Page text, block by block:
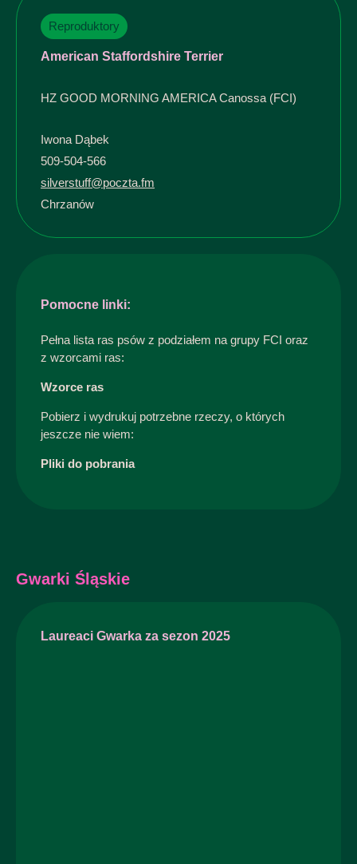
Reproduktory
American Staffordshire Terrier
HZ GOOD MORNING AMERICA Canossa (FCI)
Iwona Dąbek
509-504-566
silverstuff@poczta.fm
Chrzanów
Pomocne linki:
Pełna lista ras psów z podziałem na grupy FCI oraz
z wzorcami ras:
Wzorce ras
Pobierz i wydrukuj potrzebne rzeczy, o których
jeszcze nie wiem:
Pliki do pobrania
Gwarki Śląskie
Laureaci Gwarka za sezon 2025